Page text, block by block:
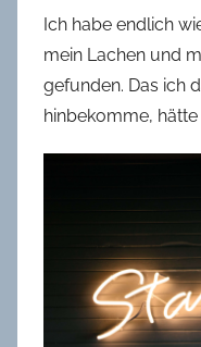
Ich habe endlich
mein Lachen und
gefunden. Das ich
hinbekomme,